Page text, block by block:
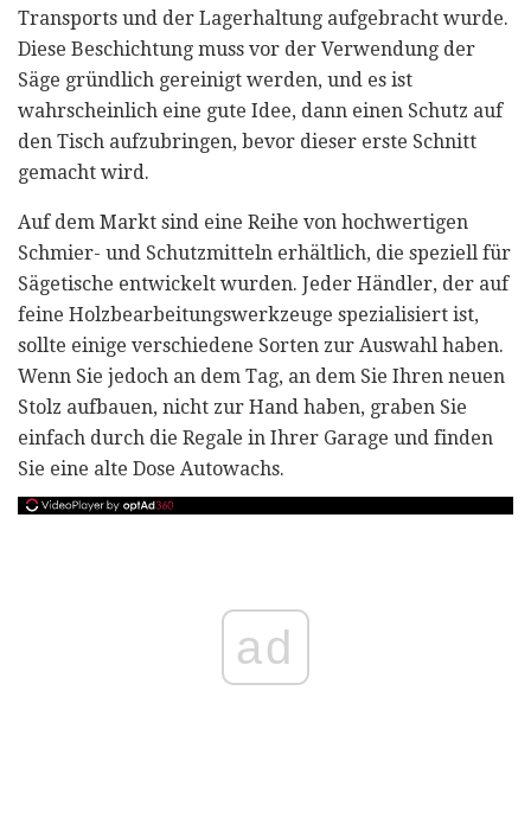
Transports und der Lagerhaltung aufgebracht wurde.
Diese Beschichtung muss vor der Verwendung der
Säge gründlich gereinigt werden, und es ist
wahrscheinlich eine gute Idee, dann einen Schutz auf
den Tisch aufzubringen, bevor dieser erste Schnitt
gemacht wird.
Auf dem Markt sind eine Reihe von hochwertigen
Schmier- und Schutzmitteln erhältlich, die speziell für
Sägetische entwickelt wurden. Jeder Händler, der auf
feine Holzbearbeitungswerkzeuge spezialisiert ist,
sollte einige verschiedene Sorten zur Auswahl haben.
Wenn Sie jedoch an dem Tag, an dem Sie Ihren neuen
Stolz aufbauen, nicht zur Hand haben, graben Sie
einfach durch die Regale in Ihrer Garage und finden
Sie eine alte Dose Autowachs.
ad